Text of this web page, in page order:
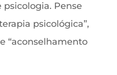
psicologia. Pense
psicológica”,
“aconselhamento